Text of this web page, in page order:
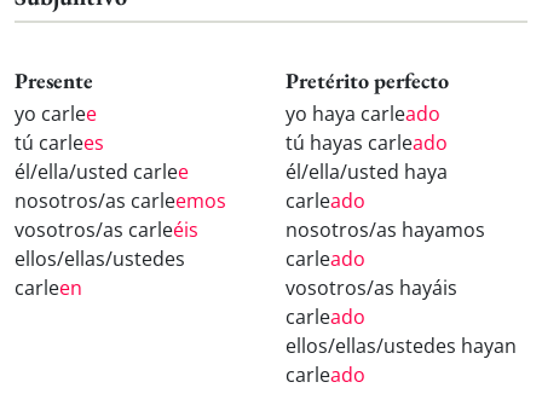
Presente
yo carlee
tú carlees
él/ella/usted carlee
nosotros/as carleemos
vosotros/as carleéis
ellos/ellas/ustedes
carleen
Pretérito perfecto
yo haya carleado
tú hayas carleado
él/ella/usted haya
carleado
nosotros/as hayamos
carleado
vosotros/as hayáis
carleado
ellos/ellas/ustedes hayan
carleado